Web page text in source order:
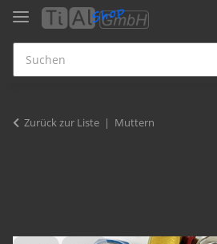
Zurück zur Liste Muttern